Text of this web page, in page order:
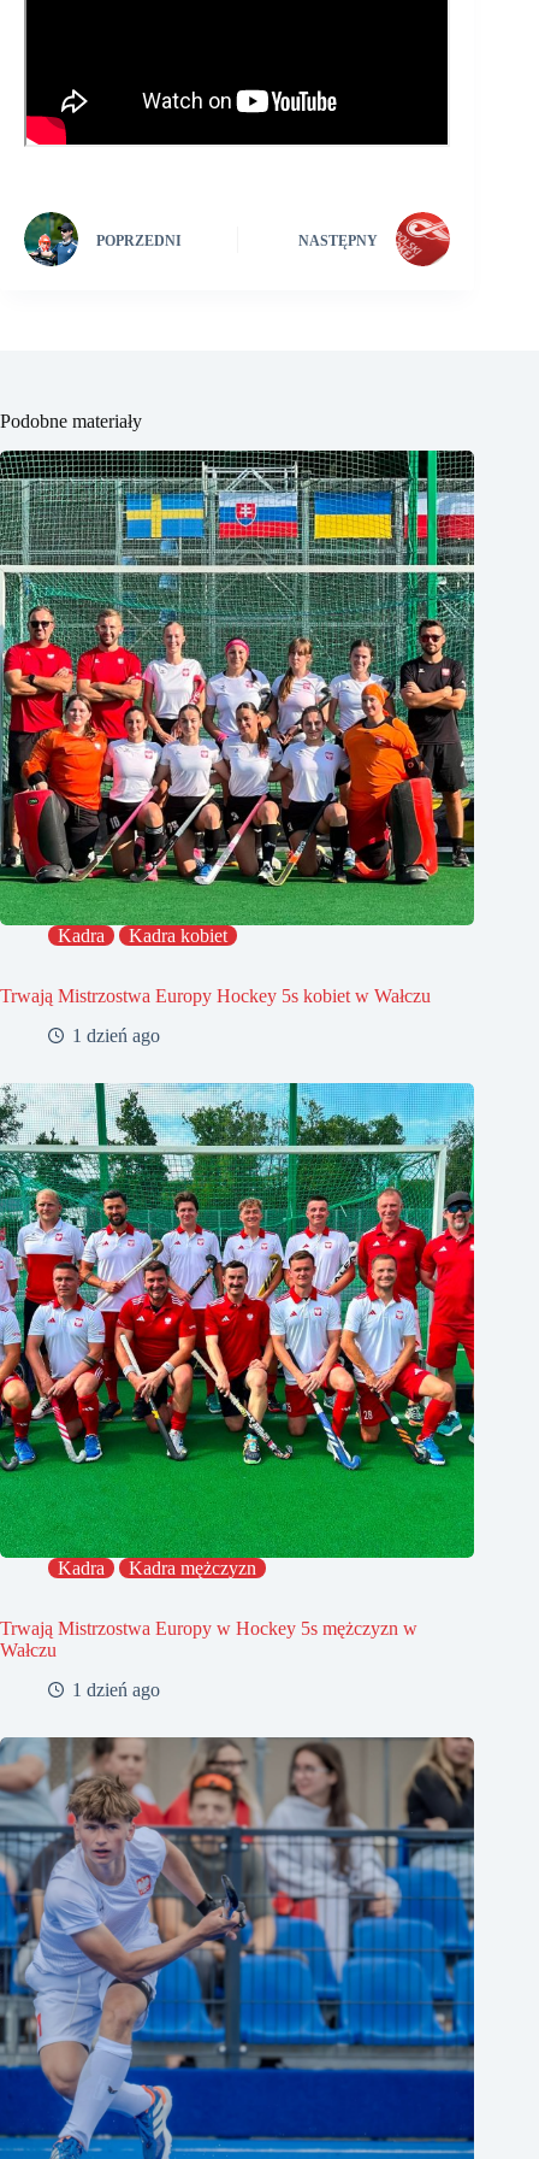
POPRZEDNI NASTĘPNY
Podobne materiały
Kadra Kadra kobiet
Trwają Mistrzostwa Europy Hockey 5s kobiet w Wałczu
1 dzień ago
Kadra Kadra mężczyzn
Trwają Mistrzostwa Europy w Hockey 5s mężczyzn w
Wałczu
1 dzień ago